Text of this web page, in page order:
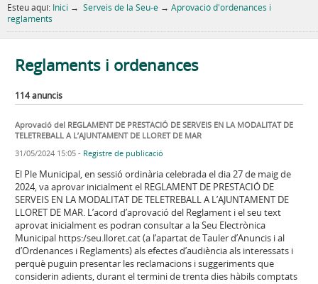
Esteu aquí: Inici → Serveis de la Seu-e → Aprovació d'ordenances i
reglaments
Reglaments i ordenances
114 anuncis
Aprovació del REGLAMENT DE PRESTACIÓ DE SERVEIS EN LA MODALITAT DE
TELETREBALL A L’AJUNTAMENT DE LLORET DE MAR
31/05/2024 15:05- Registre de publicació
El Ple Municipal, en sessió ordinària celebrada el dia 27 de maig de
2024, va aprovar inicialment el REGLAMENT DE PRESTACIÓ DE
SERVEIS EN LA MODALITAT DE TELETREBALL A L’AJUNTAMENT DE
LLORET DE MAR. L’acord d’aprovació del Reglament i el seu text
aprovat inicialment es podran consultar a la Seu Electrònica
Municipal https:/seu.lloret.cat (a l’apartat de Tauler d’Anuncis i al
d’Ordenances i Reglaments) als efectes d’audiència als interessats i
perquè puguin presentar les reclamacions i suggeriments que
considerin adients, durant el termini de trenta dies hàbils comptats